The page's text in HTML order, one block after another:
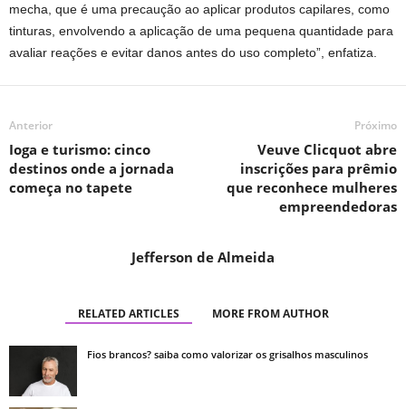
mecha, que é uma precaução ao aplicar produtos capilares, como
tinturas, envolvendo a aplicação de uma pequena quantidade para
avaliar reações e evitar danos antes do uso completo”, enfatiza.
Anterior
Ioga e turismo: cinco
destinos onde a jornada
começa no tapete
Próximo
Veuve Clicquot abre
inscrições para prêmio
que reconhece mulheres
empreendedoras
Jefferson de Almeida
RELATED ARTICLES MORE FROM AUTHOR
Fios brancos? saiba como valorizar os grisalhos masculinos